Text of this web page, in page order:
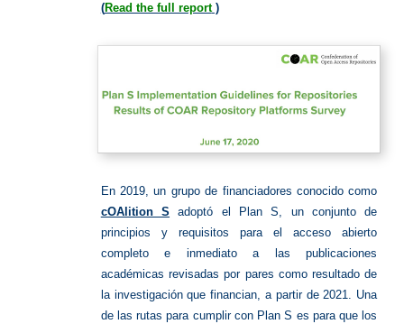
(Read the full report)
En 2019, un grupo de financiadores conocido como
cOAlition S adoptó el Plan S, un conjunto de
principios y requisitos para el acceso abierto
completo e inmediato a las publicaciones
académicas revisadas por pares como resultado de
la investigación que financian, a partir de 2021. Una
de las rutas para cumplir con Plan S es para que los